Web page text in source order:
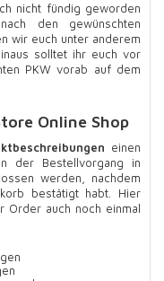
nicht fündig geworden
den gewünschten
wir euch unter anderem
solltet ihr euch vor
PKW vorab auf dem
Online Shop
einen
der Bestellvorgang in
werden, nachdem
bestätigt habt. Hier
Order auch noch einmal